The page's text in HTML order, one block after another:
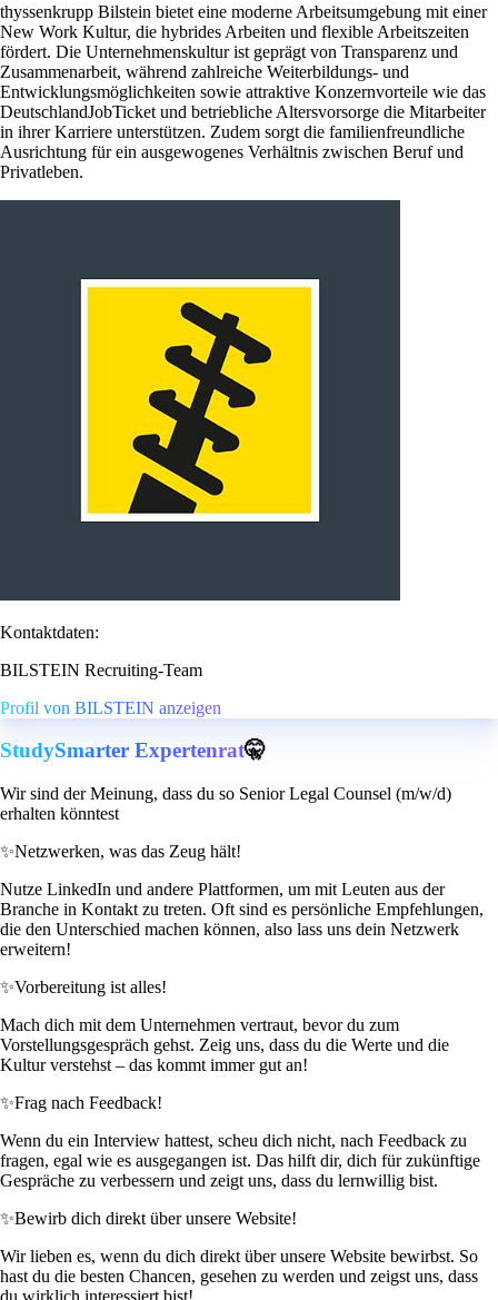
thyssenkrupp Bilstein bietet eine moderne Arbeitsumgebung mit einer
New Work Kultur, die hybrides Arbeiten und flexible Arbeitszeiten
fördert. Die Unternehmenskultur ist geprägt von Transparenz und
Zusammenarbeit, während zahlreiche Weiterbildungs- und
Entwicklungsmöglichkeiten sowie attraktive Konzernvorteile wie das
DeutschlandJobTicket und betriebliche Altersvorsorge die Mitarbeiter
in ihrer Karriere unterstützen. Zudem sorgt die familienfreundliche
Ausrichtung für ein ausgewogenes Verhältnis zwischen Beruf und
Privatleben.
Kontaktdaten:
BILSTEIN Recruiting-Team
Profil von BILSTEIN anzeigen
StudySmarter Expertenrat🤫
Wir sind der Meinung, dass du so Senior Legal Counsel (m/w/d)
erhalten könntest
✨Netzwerken, was das Zeug hält!
Nutze LinkedIn und andere Plattformen, um mit Leuten aus der
Branche in Kontakt zu treten. Oft sind es persönliche Empfehlungen,
die den Unterschied machen können, also lass uns dein Netzwerk
erweitern!
✨Vorbereitung ist alles!
Mach dich mit dem Unternehmen vertraut, bevor du zum
Vorstellungsgespräch gehst. Zeig uns, dass du die Werte und die
Kultur verstehst – das kommt immer gut an!
✨Frag nach Feedback!
Wenn du ein Interview hattest, scheu dich nicht, nach Feedback zu
fragen, egal wie es ausgegangen ist. Das hilft dir, dich für zukünftige
Gespräche zu verbessern und zeigt uns, dass du lernwillig bist.
✨Bewirb dich direkt über unsere Website!
Wir lieben es, wenn du dich direkt über unsere Website bewirbst. So
hast du die besten Chancen, gesehen zu werden und zeigst uns, dass